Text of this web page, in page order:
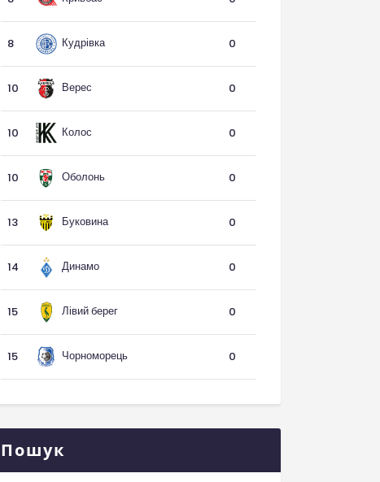
8 Кудрівка 0
10 Верес 0
10 Колос 0
10 Оболонь 0
13 Буковина 0
14 Динамо 0
15 Лівий берег 0
15 Чорноморець 0
Пошук